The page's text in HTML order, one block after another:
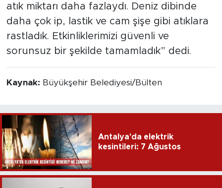
atık miktarı daha fazlaydı. Deniz dibinde
daha çok ip, lastik ve cam şişe gibi atıklara
rastladık. Etkinliklerimizi güvenli ve
sorunsuz bir şekilde tamamladık” dedi.
Kaynak: Büyükşehir Belediyesi/Bülten
Antalya'da elektrik
kesintileri: 7 Ağustos